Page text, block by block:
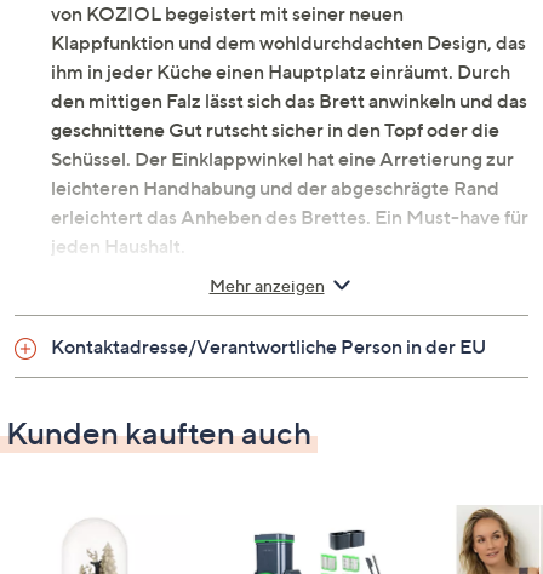
von KOZIOL begeistert mit seiner neuen
Klappfunktion und dem wohldurchdachten Design, das
ihm in jeder Küche einen Hauptplatz einräumt. Durch
den mittigen Falz lässt sich das Brett anwinkeln und das
geschnittene Gut rutscht sicher in den Topf oder die
Schüssel. Der Einklappwinkel hat eine Arretierung zur
leichteren Handhabung und der abgeschrägte Rand
erleichtert das Anheben des Brettes. Ein Must-have für
jeden Haushalt.
Auf einen Blick
Schneidebrett Snap L
praktische Klappfunktion zum sicheren Schütten
arretierter Einklappwinkel
100 % CO2-neutral
spülmaschinengeeignet
Mehr anzeigen
Kontaktadresse/Verantwortliche Person in der EU
Kunden kauften auch